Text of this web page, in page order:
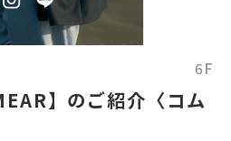
6F
】のご紹介〈コム